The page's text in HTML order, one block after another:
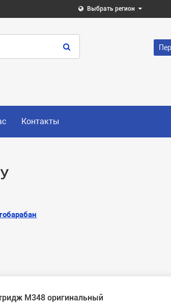
Выбрать регион
Контакты
М348 оригинальный